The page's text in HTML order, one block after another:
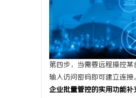
第四步，当需要远程操控某
输入访问密码即可建立连接
企业批量管控的实用功能补